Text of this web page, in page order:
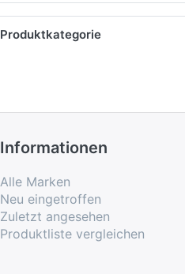
Produktkategorie
Informationen
Alle Marken
Neu eingetroffen
Zuletzt angesehen
Produktliste vergleichen